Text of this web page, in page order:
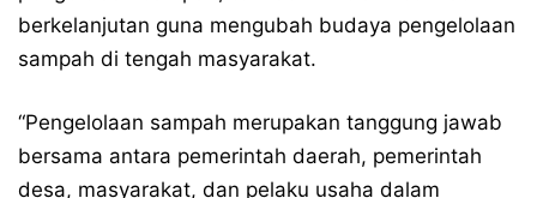
berkelanjutan guna mengubah budaya pengelolaan
sampah di tengah masyarakat.
“Pengelolaan sampah merupakan tanggung jawab
bersama antara pemerintah daerah, pemerintah
desa, masyarakat, dan pelaku usaha dalam